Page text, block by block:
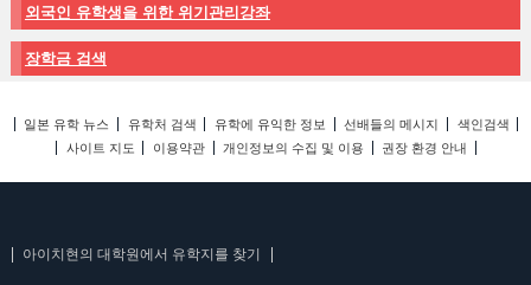
외국인 유학생을 위한 위기관리강좌
장학금 검색
일본 유학 뉴스 유학처 검색 유학에 유익한 정보 선배들의 메시지
색인검색
사이트 지도
이용약관 개인정보의 수집 및 이용 권장 환경 안내
아이치현의 대학원에서 유학지를 찾기